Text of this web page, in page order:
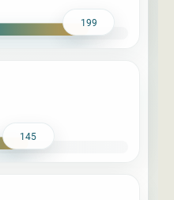
199
145